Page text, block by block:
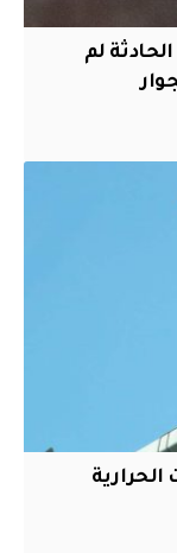
لم
الحرارية